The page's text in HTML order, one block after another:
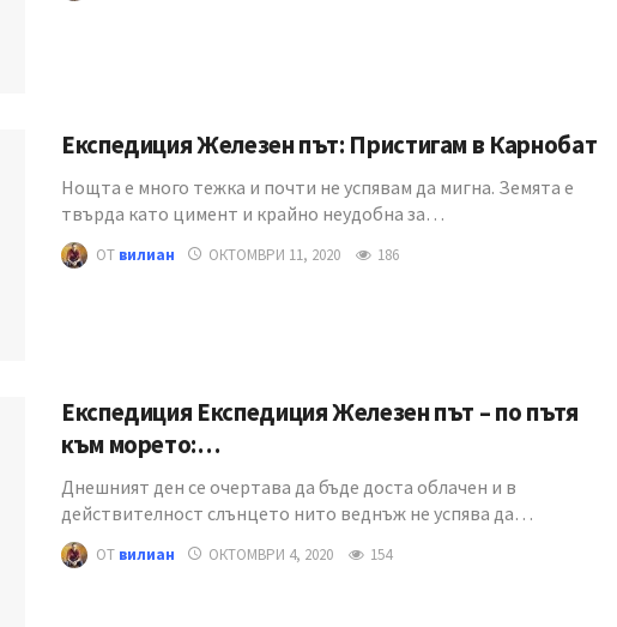
Експедиция Железен път: Пристигам в Карнобат
Нощта е много тежка и почти не успявам да мигна. Земята е
твърда като цимент и крайно неудобна за…
ОТ вилиан ОКТОМВРИ 11, 2020 186
Експедиция Експедиция Железен път – по пътя
към морето:…
Днешният ден се очертава да бъде доста облачен и в
действителност слънцето нито веднъж не успява да…
ОТ вилиан ОКТОМВРИ 4, 2020 154